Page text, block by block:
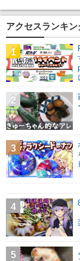
アクセスランキン
1
2
3
4
5